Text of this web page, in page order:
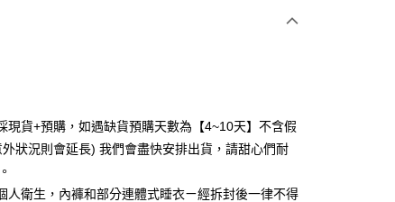
現貨+預購，如遇缺貨預購天數為【4~10天】不含假
外狀況則會延長) 我們會盡快安排出貨，請甜心們耐
人衛生，內褲和部分連體式睡衣ㄧ經拆封後一律不得